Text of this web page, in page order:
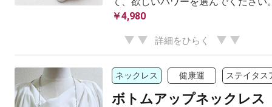
￥4,980
詳細をひらく
ネックレス 健康運 ステイタス
ボトムアップネックレ